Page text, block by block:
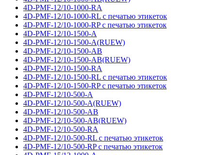
4D-PMF-12/10-1000-RA
4D-PMF-12/10-1000-RL с печатью этикеток
4D-PMF-12/10-1000-RP с печатью этикеток
4D-PMF-12/10-1500-A
4D-PMF-12/10-1500-A(RUEW)
4D-PMF-12/10-1500-AB
4D-PMF-12/10-1500-AB(RUEW)
4D-PMF-12/10-1500-RA
4D-PMF-12/10-1500-RL с печатью этикеток
4D-PMF-12/10-1500-RP с печатью этикеток
4D-PMF-12/10-500-A
4D-PMF-12/10-500-A(RUEW)
4D-PMF-12/10-500-AB
4D-PMF-12/10-500-AB(RUEW)
4D-PMF-12/10-500-RA
4D-PMF-12/10-500-RL с печатью этикеток
4D-PMF-12/10-500-RP с печатью этикеток